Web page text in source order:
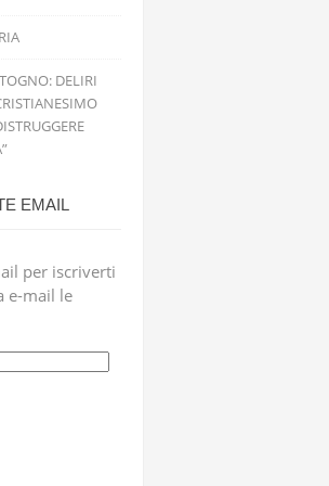
DELIRI
EMAIL
per iscriverti
e-mail le